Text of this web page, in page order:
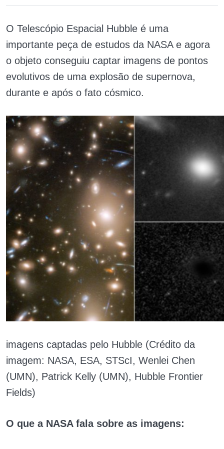
O Telescópio Espacial Hubble é uma
importante peça de estudos da NASA e agora
o objeto conseguiu captar imagens de pontos
evolutivos de uma explosão de supernova,
durante e após o fato cósmico.
imagens captadas pelo Hubble (Crédito da
imagem: NASA, ESA, STScI, Wenlei Chen
(UMN), Patrick Kelly (UMN), Hubble Frontier
Fields)
O que a NASA fala sobre as imagens: